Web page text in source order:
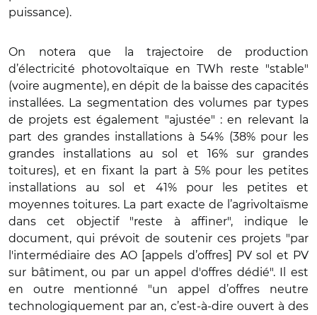
puissance).
On notera que la trajectoire de production
d’électricité photovoltaïque en TWh reste "stable"
(voire augmente), en dépit de la baisse des capacités
installées. La segmentation des volumes par types
de projets est également "ajustée" : en relevant la
part des grandes installations à 54% (38% pour les
grandes installations au sol et 16% sur grandes
toitures), et en fixant la part à 5% pour les petites
installations au sol et 41% pour les petites et
moyennes toitures. La part exacte de l’agrivoltaïsme
dans cet objectif "reste à affiner", indique le
document, qui prévoit de soutenir ces projets "par
l'intermédiaire des AO [appels d’offres] PV sol et PV
sur bâtiment, ou par un appel d'offres dédié". Il est
en outre mentionné "un appel d’offres neutre
technologiquement par an, c’est-à-dire ouvert à des